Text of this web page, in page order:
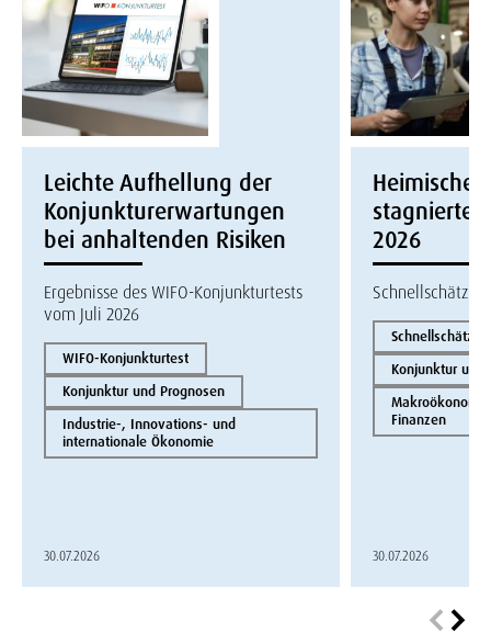
Leichte Aufhellung der
Konjunkturerwartungen
bei anhaltenden Risiken
Ergebnisse des WIFO-Konjunkturtests
vom Juli 2026
WIFO-Konjunkturtest
Konjunktur und Prognosen
Industrie-, Innovations- und
internationale Ökonomie
30.07.2026
Heimische
stagnierte
2026
Konjunktur und
Finanzen
30.07.2026